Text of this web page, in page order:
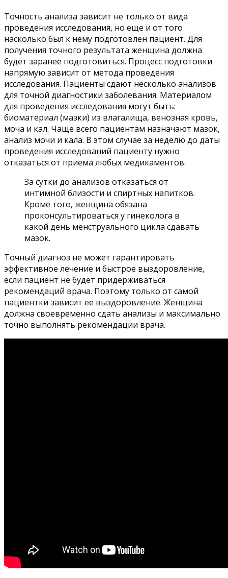
Точность анализа зависит не только от вида
проведения исследования, но еще и от того
насколько был к нему подготовлен пациент. Для
получения точного результата женщина должна
будет заранее подготовиться. Процесс подготовки
напрямую зависит от метода проведения
исследования. Пациенты сдают несколько анализов
для точной диагностики заболевания. Материалом
для проведения исследования могут быть:
биоматериал (мазки) из влагалища, венозная кровь,
моча и кал. Чаще всего пациентам назначают мазок,
анализ мочи и кала. В этом случае за неделю до даты
проведения исследований пациенту нужно
отказаться от приема любых медикаментов.
За сутки до анализов отказаться от
интимной близости и спиртных напитков.
Кроме того, женщина обязана
проконсультироваться у гинеколога в
какой день менструального цикла сдавать
мазок.
Точный диагноз не может гарантировать
эффективное лечение и быстрое выздоровление,
если пациент не будет придерживаться
рекомендаций врача. Поэтому только от самой
пациентки зависит ее выздоровление. Женщина
должна своевременно сдать анализы и максимально
точно выполнять рекомендации врача.